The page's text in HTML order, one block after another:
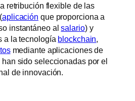
retribución flexible de las
(aplicación que proporciona a
instantáneo alsalario) y
a la tecnología blockchain,
mediante aplicaciones de
sido seleccionadas por el
de innovación.